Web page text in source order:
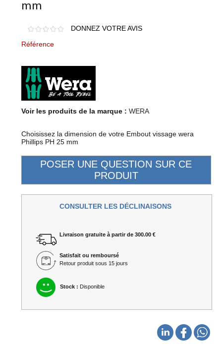
mm
DONNEZ VOTRE AVIS
Référence
Voir les produits de la marque : WERA
Choisissez la dimension de votre Embout vissage wera
Phillips PH 25 mm
CONSULTER LES DÉCLINAISONS
Livraison gratuite à partir de 300.00 €
Satisfait ou remboursé
Retour produit sous 15 jours
Stock : Disponible